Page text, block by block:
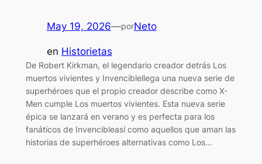
May 19, 2026—porNeto
en Historietas
De Robert Kirkman, el legendario creador detrás Los
muertos vivientes y Invenciblellega una nueva serie de
superhéroes que el propio creador describe como X-
Men cumple Los muertos vivientes. Esta nueva serie
épica se lanzará en verano y es perfecta para los
fanáticos de Invencibleasí como aquellos que aman las
historias de superhéroes alternativas como Los…